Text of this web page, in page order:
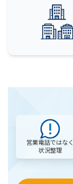
営業電話ではなく
状況整理